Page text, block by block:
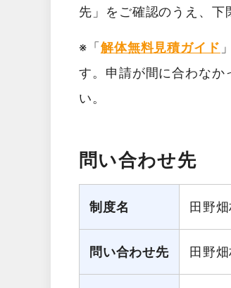
先」をご確認のうえ、下
※「 解体無料見積ガイド
す。申請が間に合わなか
い。
問い合わせ先
制度名 田野
問い合わせ先 田野